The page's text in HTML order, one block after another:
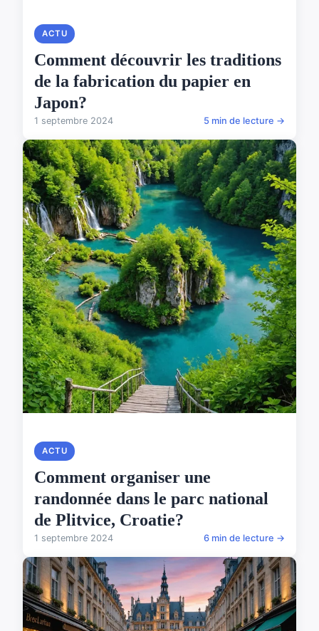
ACTU
Comment découvrir les traditions
de la fabrication du papier en
Japon?
1 septembre 2024 5 min de lecture →
ACTU
Comment organiser une
randonnée dans le parc national
de Plitvice, Croatie?
1 septembre 2024 6 min de lecture →